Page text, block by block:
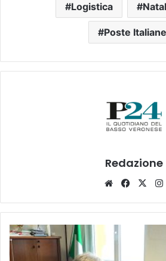
Logistica
Poste Italiane
Redazione
Website X
L'istituto
superiore
"Silva-